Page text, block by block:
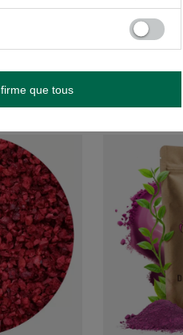
10,20 € / article
(102,00 € / kg
que tous